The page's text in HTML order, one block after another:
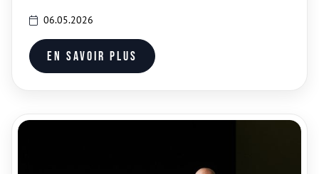
06.05.2026
En savoir plus